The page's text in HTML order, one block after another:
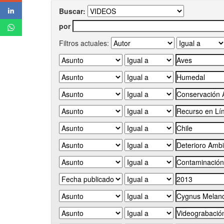
Buscar:
por
Filtros actuales: